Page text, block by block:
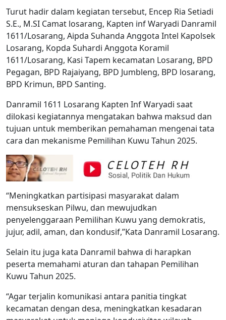
Turut hadir dalam kegiatan tersebut, Encep Ria Setiadi
S.E., M.SI Camat losarang, Kapten inf Waryadi Danramil
1611/Losarang, Aipda Suhanda Anggota Intel Kapolsek
Losarang, Kopda Suhardi Anggota Koramil
1611/Losarang, Kasi Tapem kecamatan Losarang, BPD
Pegagan, BPD Rajaiyang, BPD Jumbleng, BPD losarang,
BPD Krimun, BPD Santing.
Danramil 1611 Losarang Kapten Inf Waryadi saat
dilokasi kegiatannya mengatakan bahwa maksud dan
tujuan untuk memberikan pemahaman mengenai tata
cara dan mekanisme Pemilihan Kuwu Tahun 2025.
“Meningkatkan partisipasi masyarakat dalam
mensukseskan Pilwu, dan mewujudkan
penyelenggaraan Pemilihan Kuwu yang demokratis,
jujur, adil, aman, dan kondusif,”Kata Danramil Losarang.
Selain itu juga kata Danramil bahwa di harapkan
peserta memahami aturan dan tahapan Pemilihan
Kuwu Tahun 2025.
“Agar terjalin komunikasi antara panitia tingkat
kecamatan dengan desa, meningkatkan kesadaran